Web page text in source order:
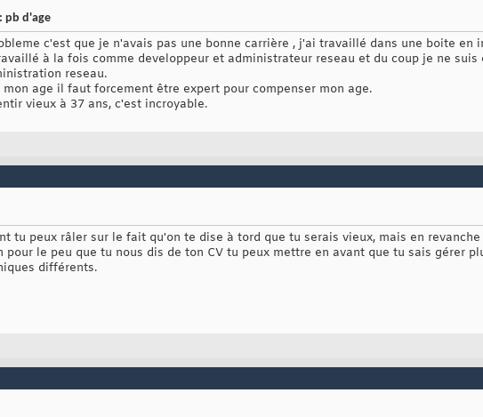
pb d'age
c'est que je n'avais pas une bonne carrière , j'ai travaillé dans une boite
à la fois comme developpeur et administrateur reseau et du coup je ne
reseau.
mon age il faut forcement être expert pour compenser mon age.
vieux à 37 ans, c'est incroyable.
tu peux râler sur le fait qu'on te dise à tord que tu serais vieux, mais en
pour le peu que tu nous dis de ton CV tu peux mettre en avant que tu sais gérer
différents.